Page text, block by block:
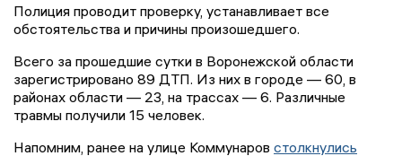
Полиция проводит проверку, устанавливает все
обстоятельства и причины произошедшего.
Всего за прошедшие сутки в Воронежской области
зарегистрировано 89 ДТП. Из них в городе — 60, в
районах области — 23, на трассах — 6. Различные
травмы получили 15 человек.
Напомним, ранее на улице Коммунаров столкнулись